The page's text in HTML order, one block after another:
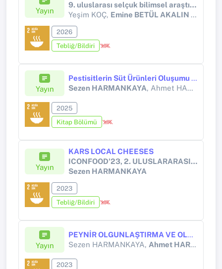
Yayın
9. uluslarası selçuk bilimsel araştırmalar kongresi
Yeşim KOÇ, Emine BETÜL AKALIN ÖZAĞDAŞ
2026
Tebliğ/Bildiri
Yayın
Pestisitlerin Süt Ürünleri Oluşumu ve Kalitesine Etkileri: Kimyasal, Mikrobiyolojik ve Gıda Güvenliği Boyutları
Sezen HARMANKAYA, Ahmet HARMANKAYA
2025
Kitap Bölümü
Yayın
KARS LOCAL CHEESES
ICONFOOD'23, 2. ULUSLARARASI GIDA ARAŞTIRMALARI KONGRESİ
Sezen HARMANKAYA
2023
Tebliğ/Bildiri
Yayın
PEYNİR OLGUNLAŞTIRMA VE OLGUNLAŞMAYI HIZLANDIRMA YÖNTEMLERİ
Sezen HARMANKAYA, Ahmet HARMANKAYA
2023